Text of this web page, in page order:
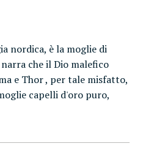
nordica, è la moglie di
che il Dio malefico
e Thor , per tale misfatto,
capelli d'oro puro,